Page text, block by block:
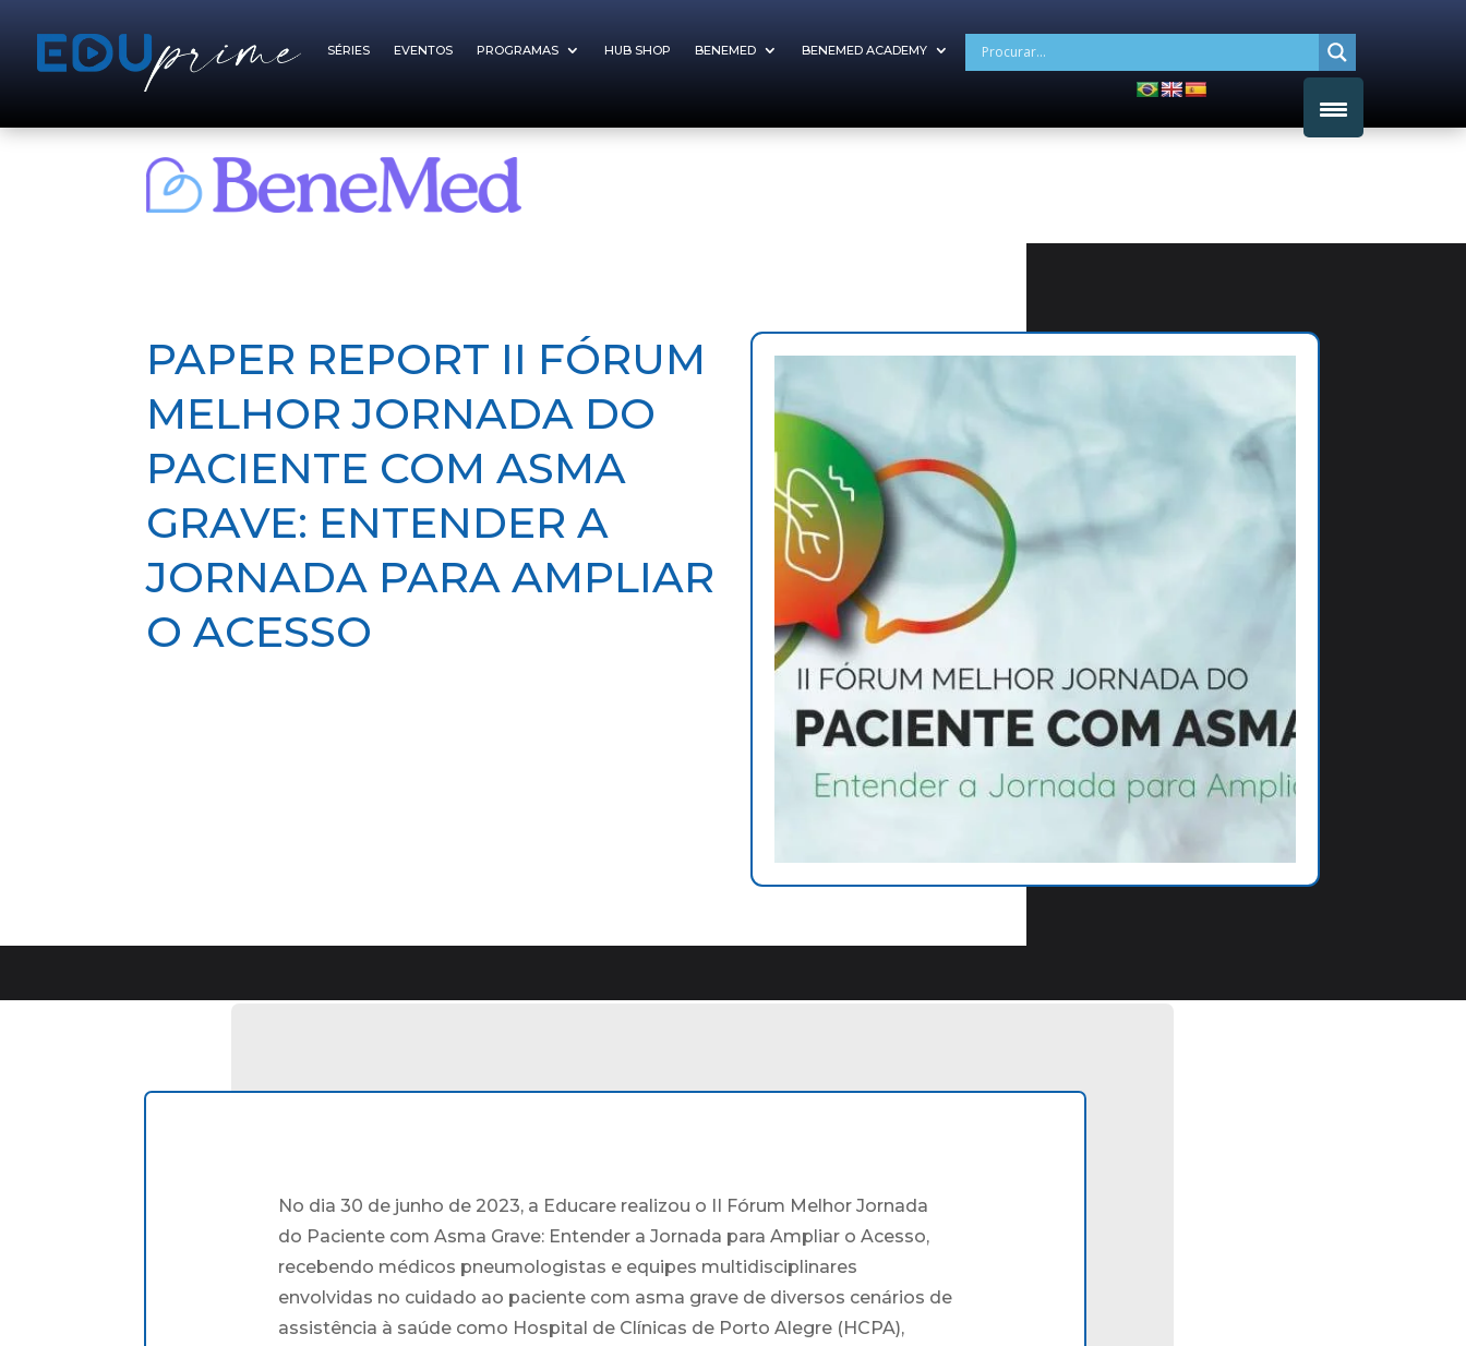
SÉRIES EVENTOS PROGRAMAS HUB SHOP BENEMED BENEMED ACADEMY
PAPER REPORT II FÓRUM
MELHOR JORNADA DO
PACIENTE COM ASMA
GRAVE: ENTENDER A
JORNADA PARA AMPLIAR
O ACESSO
No dia 30 de junho de 2023, a Educare realizou o II Fórum Melhor Jornada
do Paciente com Asma Grave: Entender a Jornada para Ampliar o Acesso,
recebendo médicos pneumologistas e equipes multidisciplinares
envolvidas no cuidado ao paciente com asma grave de diversos cenários de
assistência à saúde como Hospital de Clínicas de Porto Alegre (HCPA),